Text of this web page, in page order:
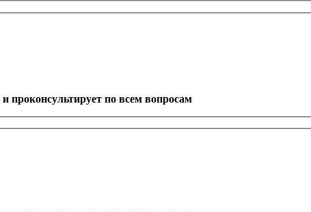
и проконсультирует по всем вопросам